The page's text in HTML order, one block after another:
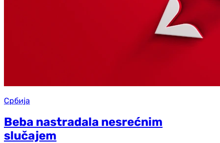
Србија
Beba nastradala nesrećnim
slučajem